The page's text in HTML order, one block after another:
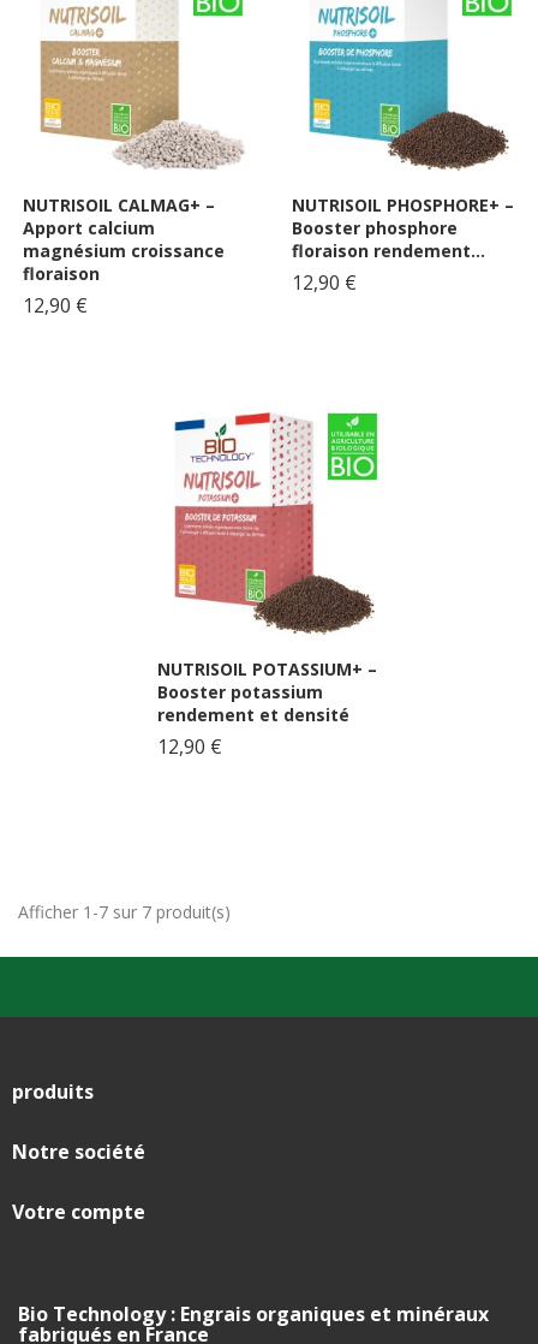
NUTRISOIL CALMAG+ –
Apport calcium
magnésium croissance
floraison
12,90 €
NUTRISOIL PHOSPHORE+ –
Booster phosphore
floraison rendement...
12,90 €
NUTRISOIL POTASSIUM+ –
Booster potassium
rendement et densité
12,90 €
Afficher 1-7 sur 7 produit(s)
produits
Notre société
Votre compte
Bio Technology : Engrais organiques et minéraux
fabriqués en France